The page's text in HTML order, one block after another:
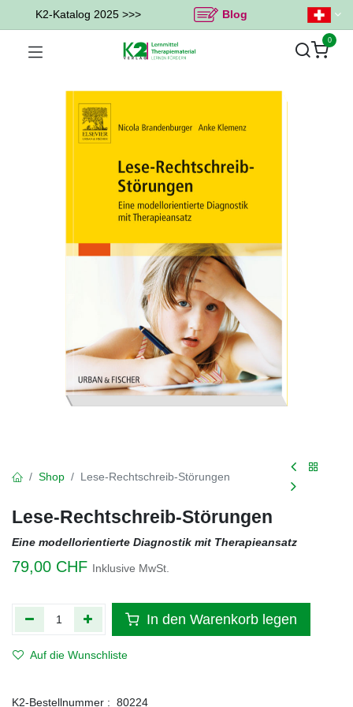
K2-Katalog 2025 >>> Blog
0
Shop Lese-Rechtschreib-Störungen
Lese-Rechtschreib-Störungen
Eine modellorientierte Diagnostik mit Therapieansatz
79,00 CHF Inklusive MwSt.
In den Warenkorb legen
Auf die Wunschliste
K2-Bestellnummer : 80224